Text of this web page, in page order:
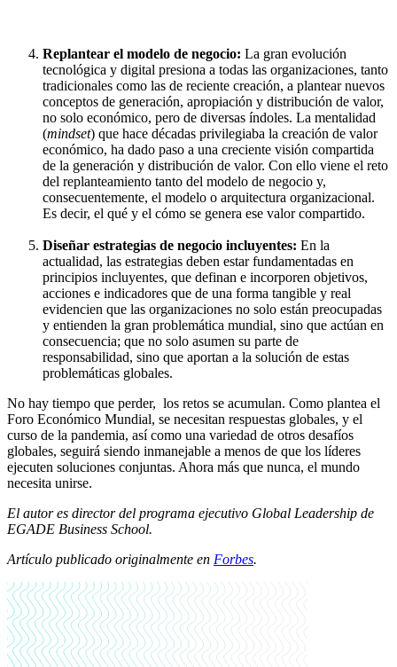
Replantear el modelo de negocio: La gran evolución
tecnológica y digital presiona a todas las organizaciones, tanto
tradicionales como las de reciente creación, a plantear nuevos
conceptos de generación, apropiación y distribución de valor,
no solo económico, pero de diversas índoles. La mentalidad
(mindset) que hace décadas privilegiaba la creación de valor
económico, ha dado paso a una creciente visión compartida
de la generación y distribución de valor. Con ello viene el reto
del replanteamiento tanto del modelo de negocio y,
consecuentemente, el modelo o arquitectura organizacional.
Es decir, el qué y el cómo se genera ese valor compartido.
Diseñar estrategias de negocio incluyentes: En la
actualidad, las estrategias deben estar fundamentadas en
principios incluyentes, que definan e incorporen objetivos,
acciones e indicadores que de una forma tangible y real
evidencien que las organizaciones no solo están preocupadas
y entienden la gran problemática mundial, sino que actúan en
consecuencia; que no solo asumen su parte de
responsabilidad, sino que aportan a la solución de estas
problemáticas globales.
No hay tiempo que perder, los retos se acumulan. Como plantea el
Foro Económico Mundial, se necesitan respuestas globales, y el
curso de la pandemia, así como una variedad de otros desafíos
globales, seguirá siendo inmanejable a menos de que los líderes
ejecuten soluciones conjuntas. Ahora más que nunca, el mundo
necesita unirse.
El autor es director del programa ejecutivo Global Leadership de
EGADE Business School.
Artículo publicado originalmente en Forbes.